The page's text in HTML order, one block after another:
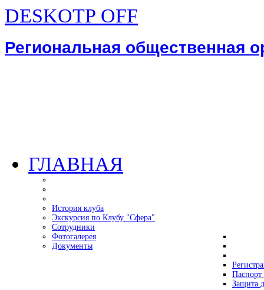
DESKOTP OFF
Региональная общественная
ГЛАВНАЯ
История клуба
Экскурсия по Клубу "Сфера"
Сотрудники
Фотогалерея
Документы
Паспорт
Защита